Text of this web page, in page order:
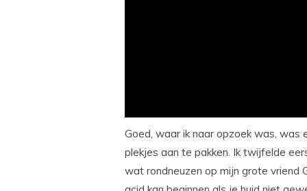
Goed, waar ik naar opzoek was,
plekjes aan te pakken. Ik twijfelde
wat rondneuzen op mijn grote vriend